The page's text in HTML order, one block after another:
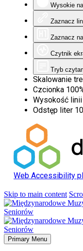
Wysokie
Zaznacz
Zaznacz
Czytnik
Tryb
Skalowanie
Czcionka 100
Wysokość linii
Odstęp liter
Web Accessibility
Skip to main content
Primary Menu